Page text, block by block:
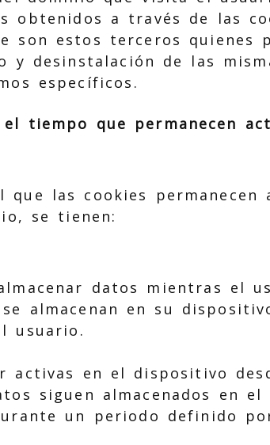
obtenidos a través de las
son estos terceros quienes
y desinstalación de las
específicos.
tiempo que permanecen
las cookies permanecen
se tienen:
datos mientras el
almacenan en su
usuario.
activas en el dispositivo
siguen almacenados en
un periodo definido